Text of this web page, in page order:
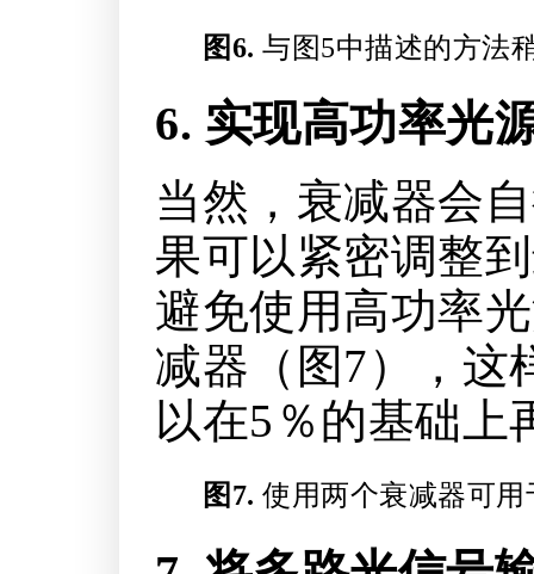
图6. 与图5中描述的方法
6. 实现高功率光
当然，衰减器会
果可以紧密调整
避免使用高功率
减器（图7），这
以在5％的基础上
图7. 使用两个衰减器可